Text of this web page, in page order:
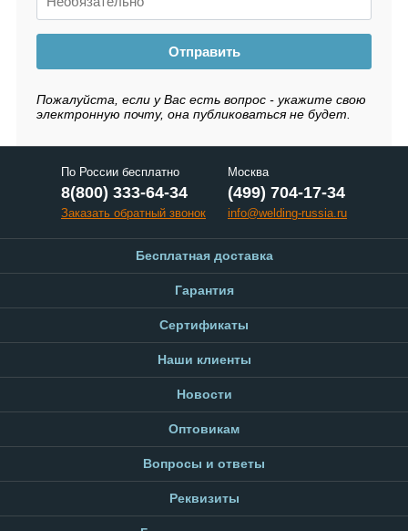
Отправить
Пожалуйста, если у Вас есть вопрос - укажите свою
электронную почту, она публиковаться не будет.
По России бесплатно
8(800) 333-64-34
Заказать обратный звонок
Москва
(499) 704-17-34
info@welding-russia.ru
Бесплатная доставка
Гарантия
Сертификаты
Наши клиенты
Новости
Оптовикам
Вопросы и ответы
Реквизиты